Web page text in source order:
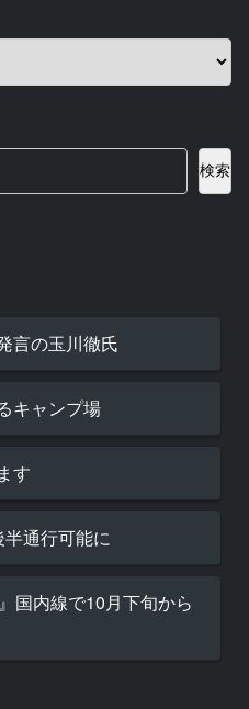
検索
言の玉川徹氏
キャンプ場
す
半通行可能に
国内線で10月下旬から